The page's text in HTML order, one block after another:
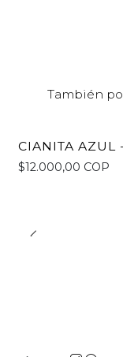
También
Agotado
CIANITA AZUL
$12.000,00 COP